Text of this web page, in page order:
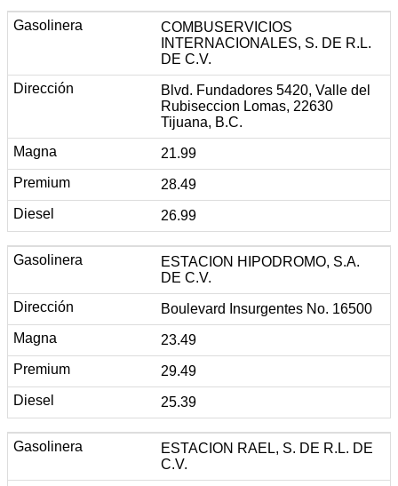
COMBUSERVICIOS
INTERNACIONALES, S. DE R.L.
DE C.V.
Blvd. Fundadores 5420, Valle del
Rubiseccion Lomas, 22630
Tijuana, B.C.
21.99
28.49
26.99
ESTACION HIPODROMO, S.A.
DE C.V.
Boulevard Insurgentes No. 16500
23.49
29.49
25.39
ESTACION RAEL, S. DE R.L. DE
C.V.